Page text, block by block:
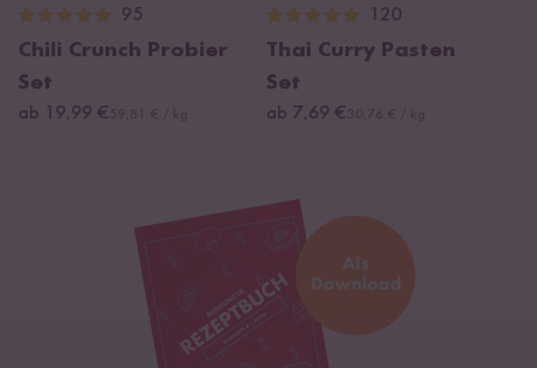
95
Chili Crunch Probier
Set
ab 19,99 €
120
Thai Curry Pasten
Set
ab 7,69 €